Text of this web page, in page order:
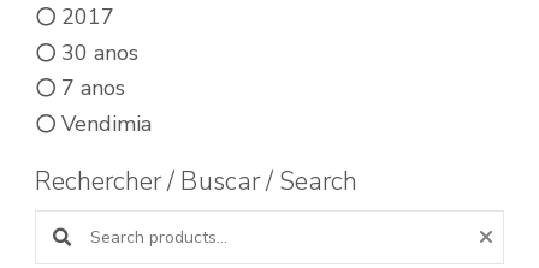
2017
30 anos
7 anos
Vendimia
Rechercher / Buscar / Search
Buscar productos: